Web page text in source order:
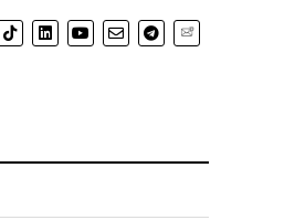
Newsletter